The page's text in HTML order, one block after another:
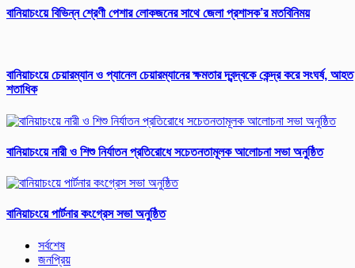
বানিয়াচংয়ে বিভিন্ন শ্রেণী পেশার লোকজনের সাথে জেলা প্রশাসক’র মতবিনিময়
বানিয়াচংয়ে চেয়ারম্যান ও প্যানেল চেয়ারম্যানের ক্ষমতার দ্বন্দ্বকে কেন্দ্র করে সংঘর্ষ, আহত
শতাধিক
বানিয়াচংয়ে নারী ও শিশু নির্যাতন প্রতিরোধে সচেতনতামূলক আলোচনা সভা অনুষ্ঠিত
বানিয়াচংয়ে পার্টনার কংগ্রেস সভা অনুষ্ঠিত
সর্বশেষ
জনপ্রিয়